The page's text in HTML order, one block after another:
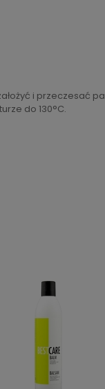
i przeczesać
do 130°C.